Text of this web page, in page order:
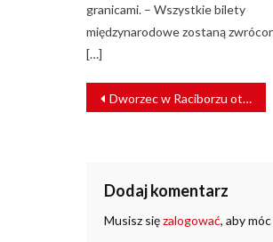
granicami. – Wszystkie bilety
międzynarodowe zostaną
[…]
NAWIGACJA
WPISU
Dworzec w Raciborzu otwarty dla podróżnych [ZDJĘCIA]
Dodaj komentarz
Musisz sięzalogować, aby